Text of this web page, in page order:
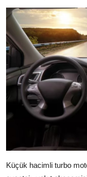
Küçük hacimli turbo